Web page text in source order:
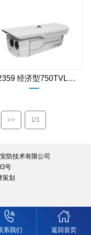
PT-2359 经济型750TVL高清红外枪式摄像机
>> 1/1
防技术有限公司
号
划
系我们 返回首页